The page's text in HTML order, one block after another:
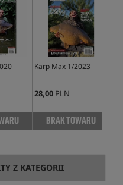
Karp Max 1/2023
28,00 PLN
BRAK TOWARU
Z KATEGORII